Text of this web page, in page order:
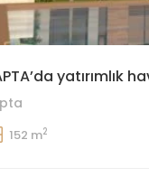
yatırımlık
152 m2